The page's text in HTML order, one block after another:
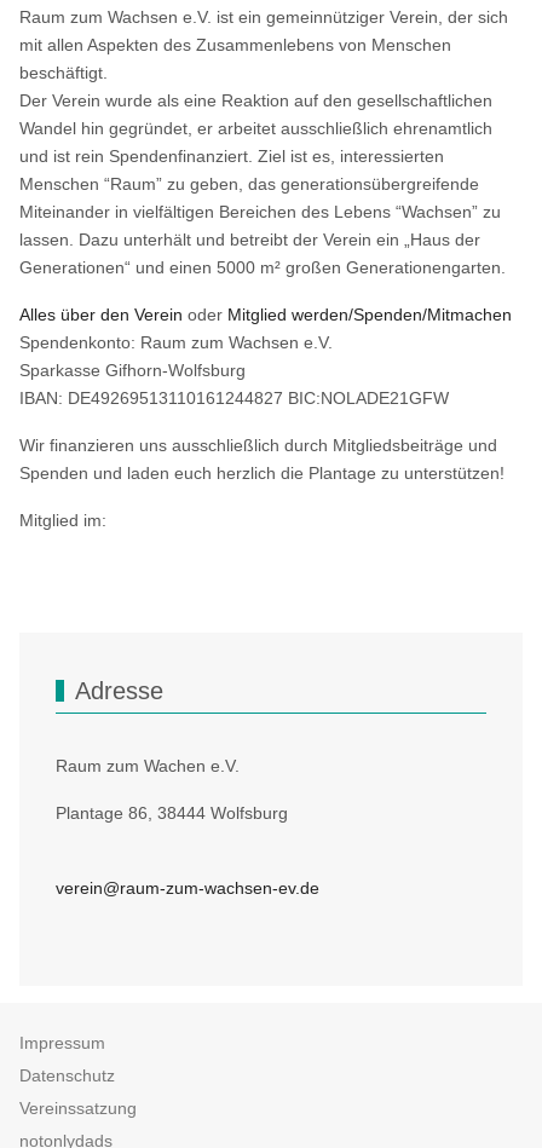
Raum zum Wachsen e.V. ist ein gemeinnütziger Verein, der sich
mit allen Aspekten des Zusammenlebens von Menschen
beschäftigt.
Der Verein wurde als eine Reaktion auf den gesellschaftlichen
Wandel hin gegründet, er arbeitet ausschließlich ehrenamtlich
und ist rein Spendenfinanziert. Ziel ist es, interessierten
Menschen “Raum” zu geben, das generationsübergreifende
Miteinander in vielfältigen Bereichen des Lebens “Wachsen” zu
lassen. Dazu unterhält und betreibt der Verein ein „Haus der
Generationen“ und einen 5000 m² großen Generationengarten.
Alles über den Verein oder Mitglied werden/Spenden/Mitmachen
Spendenkonto: Raum zum Wachsen e.V.
Sparkasse Gifhorn-Wolfsburg
IBAN: DE49269513110161244827 BIC:NOLADE21GFW
Wir finanzieren uns ausschließlich durch Mitgliedsbeiträge und
Spenden und laden euch herzlich die Plantage zu unterstützen!
Mitglied im:
Adresse
Raum zum Wachen e.V.
Plantage 86, 38444 Wolfsburg
verein@raum-zum-wachsen-ev.de
Impressum
Datenschutz
Vereinssatzung
notonlydads